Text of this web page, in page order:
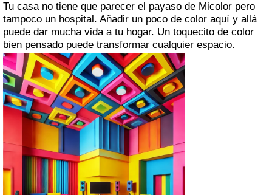
Tu casa no tiene que parecer el payaso de Micolor pero
tampoco un hospital. Añadir un poco de color aquí y allá
puede dar mucha vida a tu hogar. Un toquecito de color
bien pensado puede transformar cualquier espacio.